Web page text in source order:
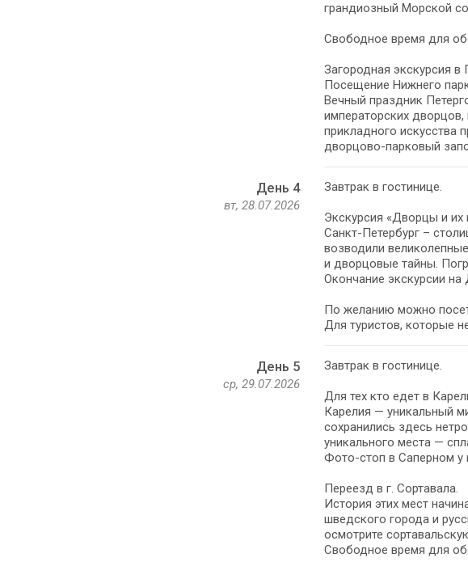
грандиозный Морской
Свободное время для
Загородная экскурсия
Посещение Нижнего
Вечный праздник
императорских
прикладного искусства
дворцово-парковый
День 4
вт, 28.07.2026
Завтрак в гостинице.
Экскурсия «Дворцы и их
Санкт-Петербург –
возводили
и дворцовые тайны.
Окончание экскурсии
По желанию можно
Для туристов, которые
День 5
ср, 29.07.2026
Завтрак в гостинице.
Для тех кто едет в
Карелия — уникальный
сохранились здесь
уникального места —
Фото-стоп в Саперном у
Переезд в г. Сортавала.
История этих мест
шведского города и
осмотрите
Свободное время для